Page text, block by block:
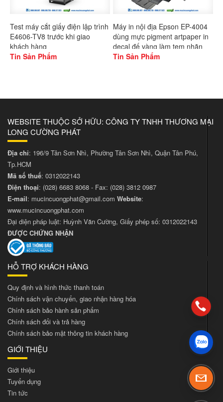
Test máy cắt giấy điện lập trình
E4606-TV8 trước khi giao
khách hàng
Tin Sản Phẩm
Máy in nội địa Epson EP-4004
dùng mực pigment artpaper in
decal đế vàng làm tem nhãn
Tin Sản Phẩm
WEBSITE THUỘC SỞ HỮU: CÔNG TY TNHH THƯƠNG MẠI
LONG CƯỜNG PHÁT
Địa chỉ: 196/9 Tân Sơn Nhì, Phường Tân Sơn Nhì, Quận Tân Phú,
Tp.HCM
Mã số thuế: 0312022143
Điện thoại: (028) 6683 8068 - Fax: (028) 3812 0987
E-mail: mucincuongphat@gmail.com Website:
www.mucincuongphat.com
Đại diện pháp luật: Huỳnh Văn Cường, Giấy phép số: 0312022143
ĐƯỢC CHỨNG NHẬN
HỖ TRỢ KHÁCH HÀNG
Quy định và hình thức thanh toán
Chính sách vận chuyển, giao nhận hàng hóa
Chính sách bảo hành sản phẩm
Chính sách đổi và trả hàng
Chính sách bảo mật thông tin khách hàng
GIỚI THIỆU
Giới thiệu
Tuyển dụng
Tin tức